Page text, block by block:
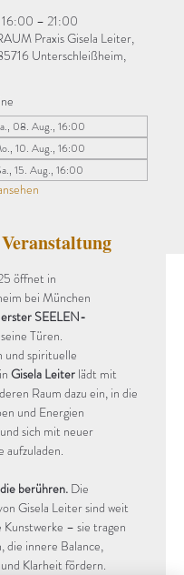
16:00 – 21:00
Praxis Gisela Leiter,
Unterschleißheim,
08. Aug., 16:00
10. Aug., 16:00
15. Aug., 16:00
öffnet in
bei München
SEELEN-
seine Türen.
und spirituelle
Gisela Leiter lädt mit
Raum dazu ein, in die
und Energien
sich mit neuer
aufzuladen.
berühren. Die
Gisela Leiter sind weit
Kunstwerke – sie tragen
die innere Balance,
Klarheit fördern.